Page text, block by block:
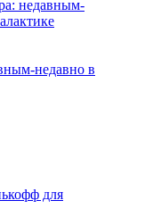
недавно в